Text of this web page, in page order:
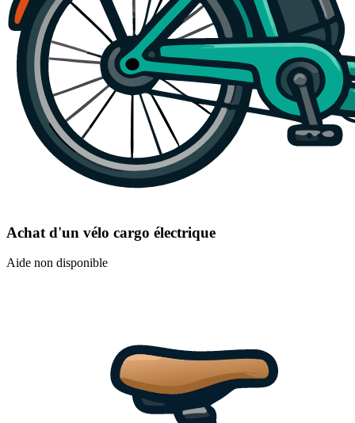
Achat d'un vélo cargo électrique
Aide non disponible